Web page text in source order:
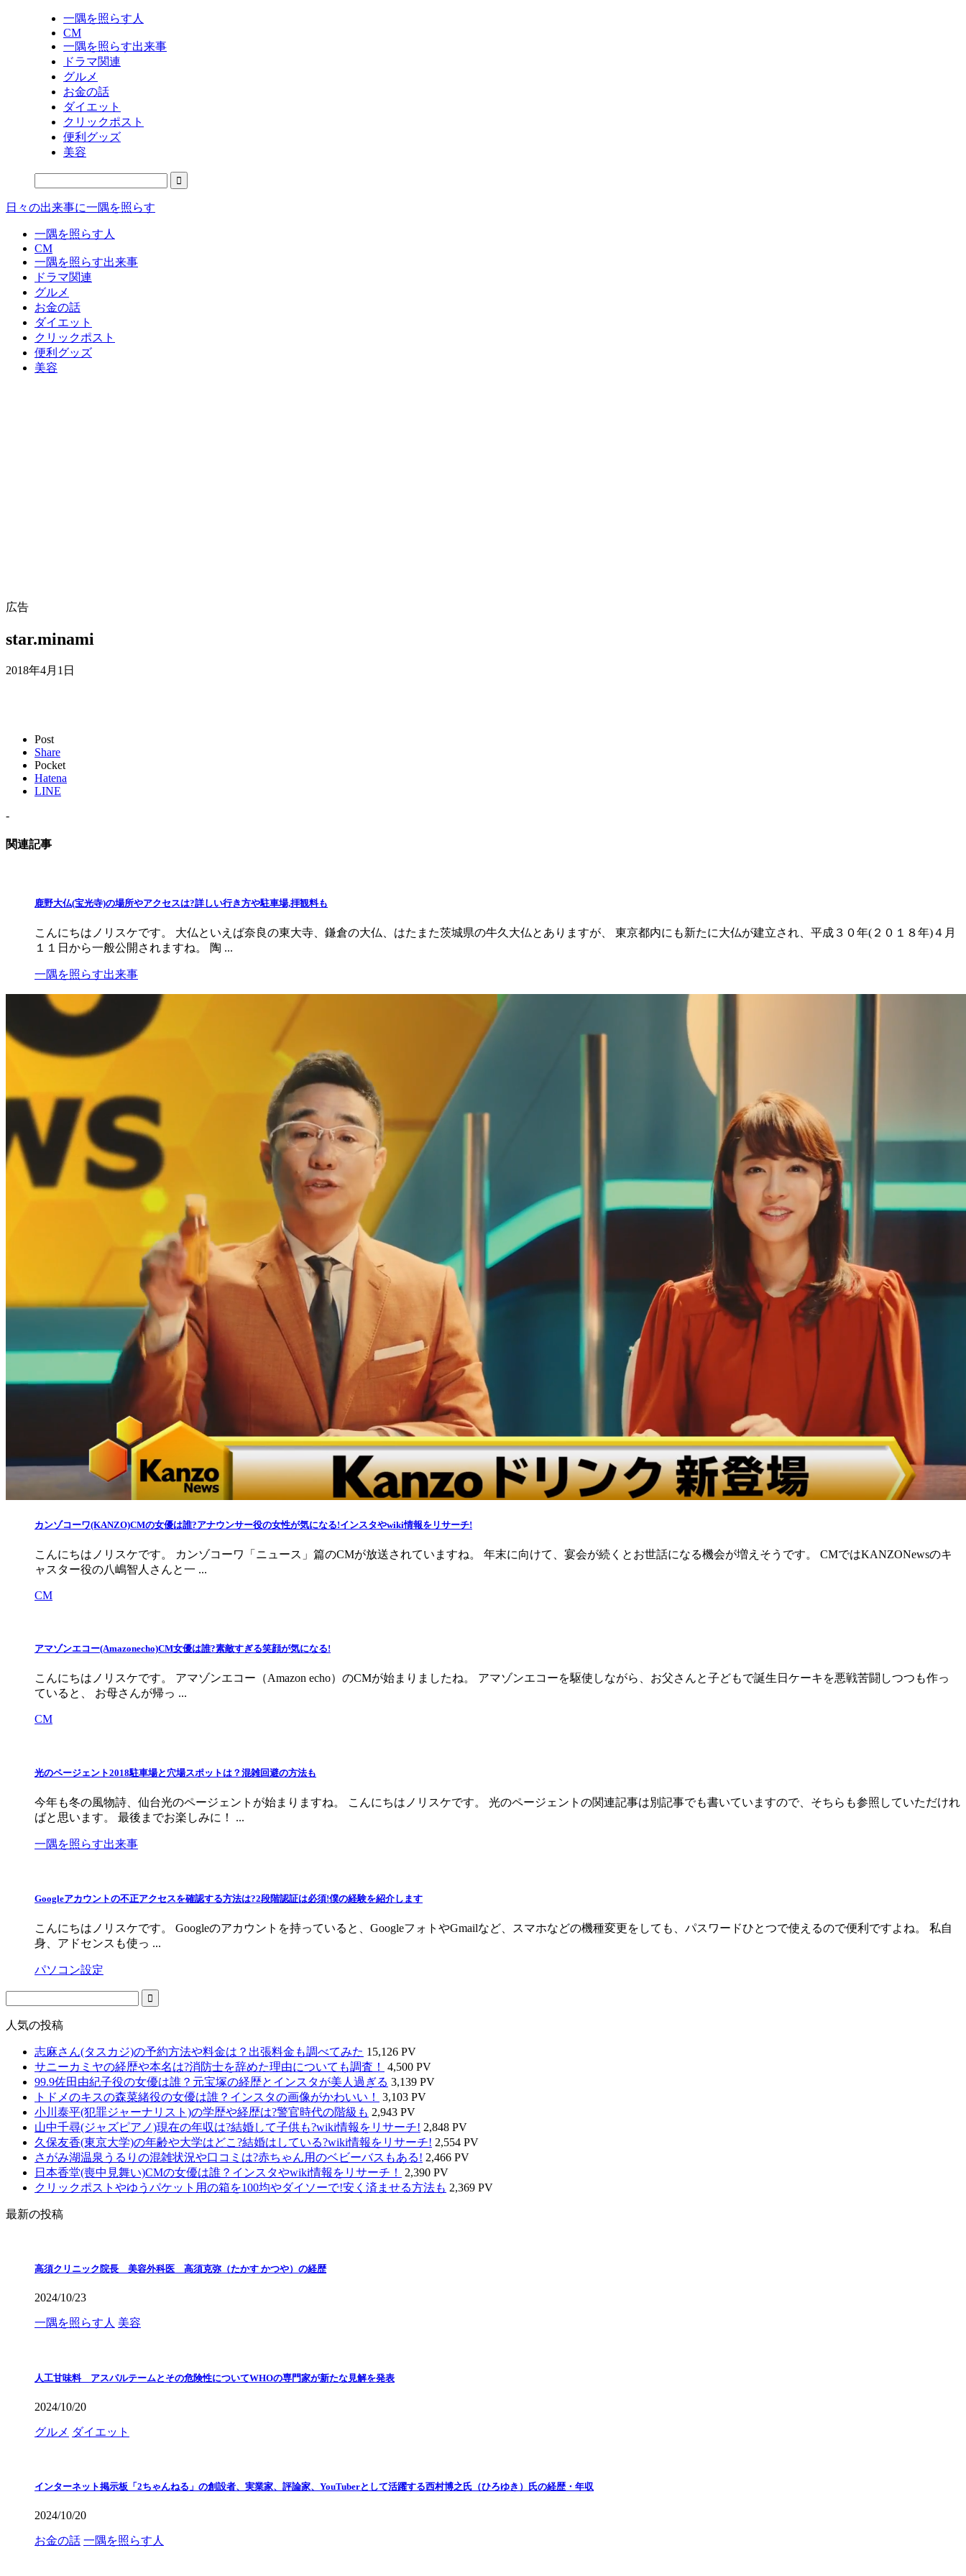
一隅を照らす人
CM
一隅を照らす出来事
ドラマ関連
グルメ
お金の話
ダイエット
クリックポスト
便利グッズ
美容
日々の出来事に一隅を照らす
一隅を照らす人
CM
一隅を照らす出来事
ドラマ関連
グルメ
お金の話
ダイエット
クリックポスト
便利グッズ
美容
広告
star.minami
2018年4月1日
Post
Share
Pocket
Hatena
LINE
-
関連記事
鹿野大仏(宝光寺)の場所やアクセスは?詳しい行き方や駐車場,拝観料も
こんにちはノリスケです。 大仏といえば奈良の東大寺、鎌倉の大仏、はたまた茨城県の牛久大仏とありますが、 東京都内にも新たに大仏が建立され、平成３０年(２０１８年)４月
１１日から一般公開されますね。 陶 ...
一隅を照らす出来事
カンゾコーワ(KANZO)CMの女優は誰?アナウンサー役の女性が気になる!インスタやwiki情報をリサーチ!
こんにちはノリスケです。 カンゾコーワ「ニュース」篇のCMが放送されていますね。 年末に向けて、宴会が続くとお世話になる機会が増えそうです。 CMではKANZONewsのキ
ャスター役の八嶋智人さんと一 ...
CM
アマゾンエコー(Amazonecho)CM女優は誰?素敵すぎる笑顔が気になる!
こんにちはノリスケです。 アマゾンエコー（Amazon echo）のCMが始まりましたね。 アマゾンエコーを駆使しながら、お父さんと子どもで誕生日ケーキを悪戦苦闘しつつも作っ
ていると、 お母さんが帰っ ...
CM
光のページェント2018駐車場と穴場スポットは？混雑回避の方法も
今年も冬の風物詩、仙台光のページェントが始まりますね。 こんにちはノリスケです。 光のページェントの関連記事は別記事でも書いていますので、そちらも参照していただけれ
ばと思います。 最後までお楽しみに！ ...
一隅を照らす出来事
Googleアカウントの不正アクセスを確認する方法は?2段階認証は必須!僕の経験を紹介します
こんにちはノリスケです。 Googleのアカウントを持っていると、GoogleフォトやGmailなど、スマホなどの機種変更をしても、パスワードひとつで使えるので便利ですよね。 私自
身、アドセンスも使っ ...
パソコン設定
人気の投稿
志麻さん(タスカジ)の予約方法や料金は？出張料金も調べてみた 15,126 PV
サニーカミヤの経歴や本名は?消防士を辞めた理由についても調査！
4,500 PV
99.9佐田由紀子役の女優は誰？元宝塚の経歴とインスタが美人過ぎる 3,139 PV
トドメのキスの森菜緒役の女優は誰？インスタの画像がかわいい！
3,103 PV
小川泰平(犯罪ジャーナリスト)の学歴や経歴は?警官時代の階級も 2,943 PV
山中千尋(ジャズピアノ)現在の年収は?結婚して子供も?wiki情報をリサーチ! 2,848 PV
久保友香(東京大学)の年齢や大学はどこ?結婚はしている?wiki情報をリサーチ! 2,554 PV
さがみ湖温泉うるりの混雑状況や口コミは?赤ちゃん用のベビーバスもある! 2,466 PV
日本香堂(喪中見舞い)CMの女優は誰？インスタやwiki情報をリサーチ！
2,390 PV
クリックポストやゆうパケット用の箱を100均やダイソーで!安く済ませる方法も 2,369 PV
最新の投稿
高須クリニック院長 美容外科医 高須克弥（たかす かつや）の経歴
2024/10/23
一隅を照らす人 美容
人工甘味料 アスパルテームとその危険性についてWHOの専門家が新たな見解を発表
2024/10/20
グルメ ダイエット
インターネット掲示板「2ちゃんねる」の創設者、実業家、評論家、YouTuberとして活躍する西村博之氏（ひろゆき）氏の経歴・年収
2024/10/20
お金の話 一隅を照らす人